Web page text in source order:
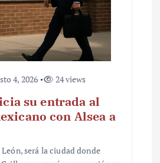
4, 2026 24 views
su entrada al
con Alsea a
será la ciudad donde